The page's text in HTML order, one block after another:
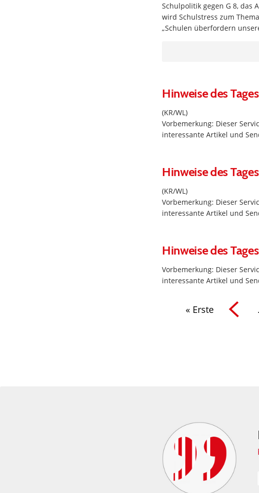
Schulpolitik gegen G 8, das
wird Schulstress zum
„Schulen überfordern
Hinweise des Tages
(KR/WL)
Vorbemerkung: Dieser
interessante Artikel und
Hinweise des Tages
(KR/WL)
Vorbemerkung: Dieser
interessante Artikel und
Hinweise des Tages
Vorbemerkung: Dieser
interessante Artikel und
« Erste